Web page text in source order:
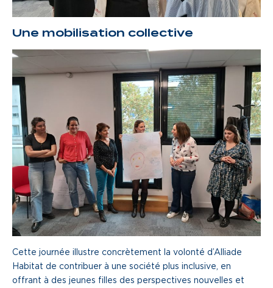
Une mobilisation collective
Cette journée illustre concrètement la volonté d’Alliade
Habitat de contribuer à une société plus inclusive, en
offrant à des jeunes filles des perspectives nouvelles et